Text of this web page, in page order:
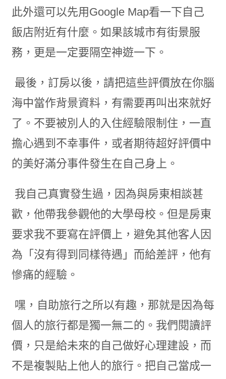
此外還可以先用Google Map看一下自己
飯店附近有什麼。如果該城市有街景服
務，更是一定要隔空神遊一下。
最後，訂房以後，請把這些評價放在你腦
海中當作背景資料，有需要再叫出來就好
了。不要被別人的入住經驗限制住，一直
擔心遇到不幸事件，或者期待超好評價中
的美好滿分事件發生在自己身上。
我自己真實發生過，因為與房東相談甚
歡，他帶我參觀他的大學母校。但是房東
要求我不要寫在評價上，避免其他客人因
為「沒有得到同樣待遇」而給差評，他有
慘痛的經驗。
嘿，自助旅行之所以有趣，那就是因為每
個人的旅行都是獨一無二的。我們閱讀評
價，只是給未來的自己做好心理建設，而
不是複製貼上他人的旅行。把自己當成一